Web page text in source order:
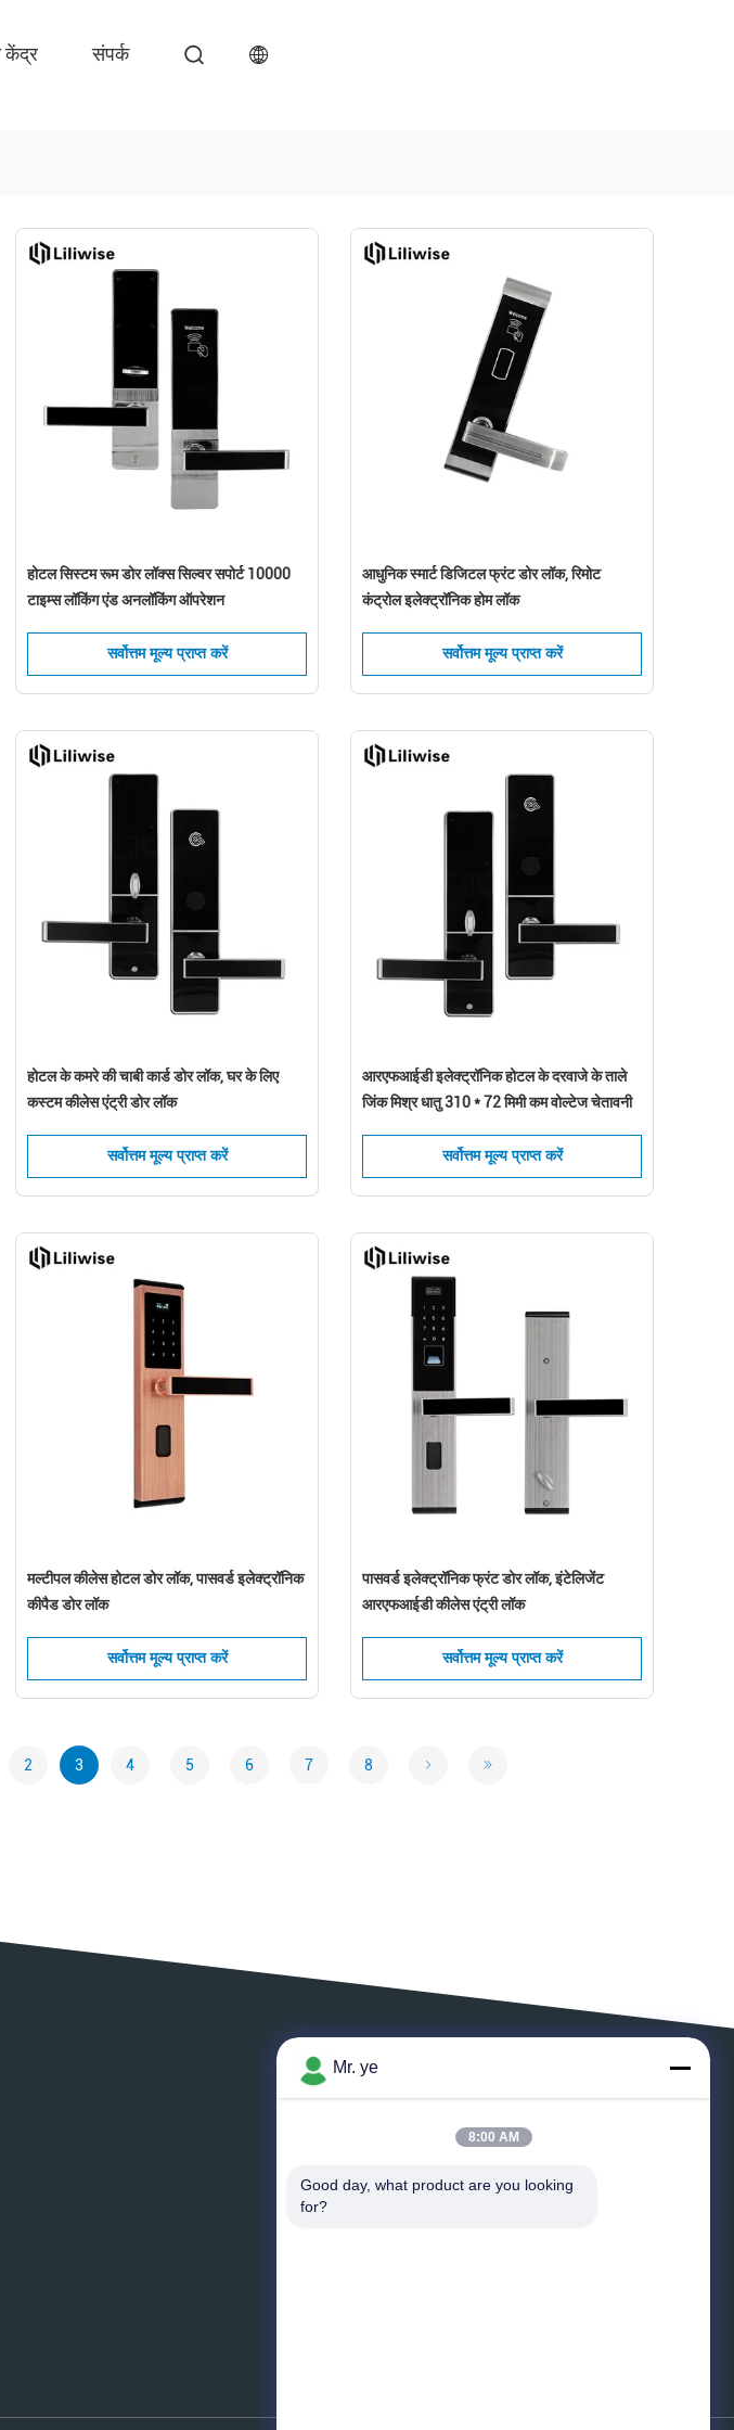
केंद्र संपर्क
होटल सिस्टम रूम डोर लॉक्स सिल्वर सपोर्ट 10000
टाइम्स लॉकिंग एंड अनलॉकिंग ऑपरेशन
सर्वोत्तम मूल्य प्राप्त करें
आधुनिक स्मार्ट डिजिटल फ्रंट डोर लॉक, रिमोट
कंट्रोल इलेक्ट्रॉनिक होम लॉक
सर्वोत्तम मूल्य प्राप्त करें
होटल के कमरे की चाबी कार्ड डोर लॉक, घर के लिए
कस्टम कीलेस एंट्री डोर लॉक
सर्वोत्तम मूल्य प्राप्त करें
आरएफआईडी इलेक्ट्रॉनिक होटल के दरवाजे के ताले
जिंक मिश्र धातु 310 * 72 मिमी कम वोल्टेज चेतावनी
सर्वोत्तम मूल्य प्राप्त करें
मल्टीपल कीलेस होटल डोर लॉक, पासवर्ड इलेक्ट्रॉनिक
कीपैड डोर लॉक
सर्वोत्तम मूल्य प्राप्त करें
पासवर्ड इलेक्ट्रॉनिक फ्रंट डोर लॉक, इंटेलिजेंट
आरएफआईडी कीलेस एंट्री लॉक
सर्वोत्तम मूल्य प्राप्त करें
2 3 4 5 6 7 8
एक संदेश छोड़ें
जल्द ही कॉल करेंगे!
Mr. ye
8:00 AM
Good day, what product are you looking
for?